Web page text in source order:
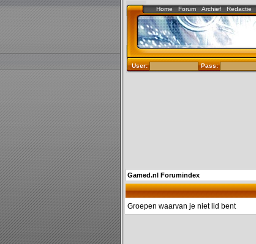
Home Forum Archief Redactie
User: Pass:
Gamed.nl Forumindex
Groepen waarvan je niet lid bent